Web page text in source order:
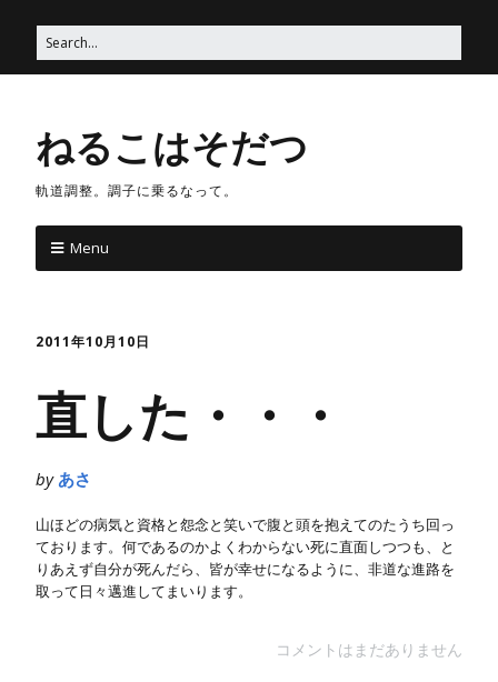
ねるこはそだつ
軌道調整。調子に乗るなって。
Menu
2011年10月10日
直した・・・
by あさ
山ほどの病気と資格と怨念と笑いで腹と頭を抱えてのたうち回っ
ております。何であるのかよくわからない死に直面しつつも、と
りあえず自分が死んだら、皆が幸せになるように、非道な進路を
取って日々邁進してまいります。
コメントはまだありません